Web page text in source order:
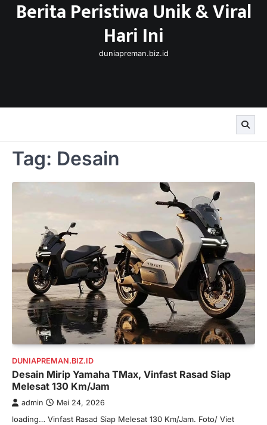
SkipBerita Peristiwa Unik & Viral
Hari Ini
duniapreman.biz.id
Tag: Desain
DUNIAPREMAN.BIZ.ID
Desain Mirip Yamaha TMax, Vinfast Rasad Siap
Melesat 130 Km/Jam
admin Mei 24, 2026
loading… Vinfast Rasad Siap Melesat 130 Km/Jam. Foto/ Viet